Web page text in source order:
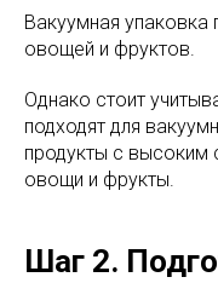
Вакуумная упаковка
овощей и фруктов.
Однако стоит
подходят для
продукты с высоким
овощи и фрукты.
Шаг 2.